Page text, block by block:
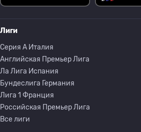
Лиги
Серия A Италия
Английская Премьер Лига
Ла Лига Испания
Бундеслига Германия
Лига 1 Франция
Российская Премьер Лига
Все лиги